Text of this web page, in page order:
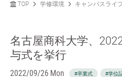
TOP 学修環境 キャンパスライ
名古屋商科大学、
与式を挙行
2022/09/26 Mon #卒業式 #学位